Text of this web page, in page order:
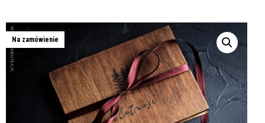
Na zamówienie